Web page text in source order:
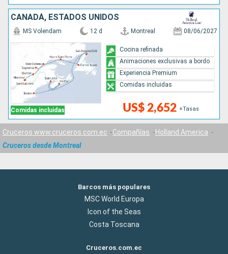
CANADÁ, ESTADOS UNIDOS
Comidas incluidas
MS Volendam 12 d Montreal 08/06/2027
US$ 2,652 +Tasas
Cocina refinada
Animaciones exclusivas a bordo
Experiencia Premium
Comidas incluidas
Cruceros www.cruceros.com.ec Compañías
Holland America
Cruceros desde Montreal
Barcos más populares
MSC World Europa
Icon of the Seas
Costa Toscana
Cruceros.com.ec